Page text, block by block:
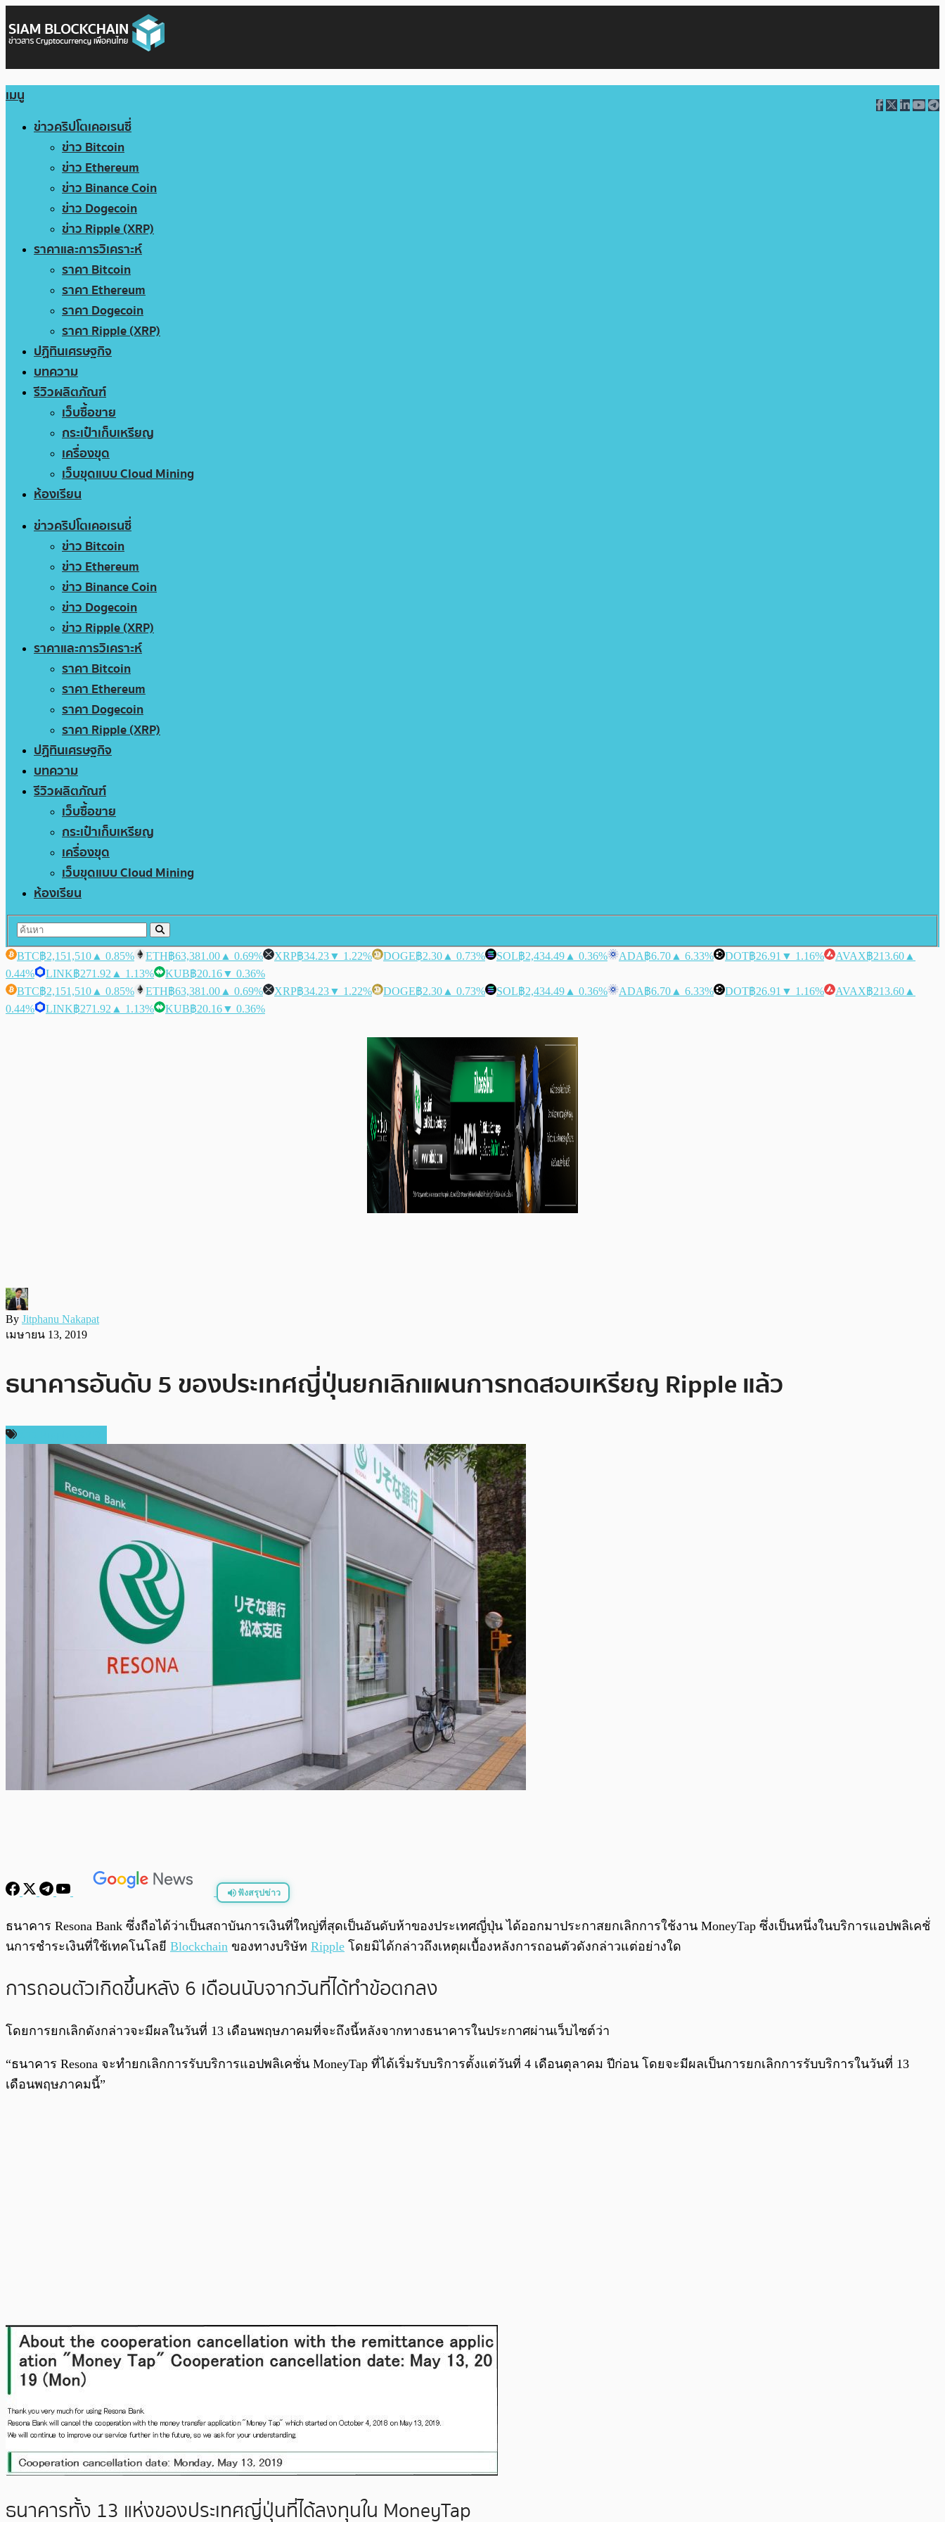
เมนู
ข่าวคริปโตเคอเรนซี่
ข่าว Bitcoin
ข่าว Ethereum
ข่าว Binance Coin
ข่าว Dogecoin
ข่าว Ripple (XRP)
ราคาและการวิเคราะห์
ราคา Bitcoin
ราคา Ethereum
ราคา Dogecoin
ราคา Ripple (XRP)
ปฏิทินเศรษฐกิจ
บทความ
รีวิวผลิตภัณฑ์
เว็บซื้อขาย
กระเป๋าเก็บเหรียญ
เครื่องขุด
เว็บขุดแบบ Cloud Mining
ห้องเรียน
ข่าวคริปโตเคอเรนซี่
ข่าว Bitcoin
ข่าว Ethereum
ข่าว Binance Coin
ข่าว Dogecoin
ข่าว Ripple (XRP)
ราคาและการวิเคราะห์
ราคา Bitcoin
ราคา Ethereum
ราคา Dogecoin
ราคา Ripple (XRP)
ปฏิทินเศรษฐกิจ
บทความ
รีวิวผลิตภัณฑ์
เว็บซื้อขาย
กระเป๋าเก็บเหรียญ
เครื่องขุด
เว็บขุดแบบ Cloud Mining
ห้องเรียน
BTC฿2,151,510 ▲ 0.85% ETH฿63,381.00 ▲ 0.69% XRP฿34.23▼ 1.22% DOGE฿2.30 ▲ 0.73% SOL฿2,434.49 ▲ 0.36% ADA฿6.70 ▲ 6.33% DOT฿26.91 ▼ 1.16% AVAX฿213.60 ▲
0.44%
LINK฿271.92 ▲ 1.13% KUB฿20.16▼ 0.36%
BTC฿2,151,510 ▲ 0.85% ETH฿63,381.00 ▲ 0.69% XRP฿34.23▼ 1.22% DOGE฿2.30 ▲ 0.73% SOL฿2,434.49 ▲ 0.36% ADA฿6.70 ▲ 6.33% DOT฿26.91 ▼ 1.16% AVAX฿213.60 ▲
0.44%
LINK฿271.92 ▲ 1.13% KUB฿20.16▼ 0.36%
By Jitphanu Nakapat
เมษายน 13, 2019
ธนาคารอันดับ 5 ของประเทศญี่ปุ่นยกเลิกแผนการทดสอบเหรียญ Ripple แล้ว
ฟังสรุปข่าว
พร้อมเล่น 0:00
ธนาคาร Resona Bank ซึ่งถือได้ว่าเป็นสถาบันการเงินที่ใหญ่ที่สุดเป็นอันดับห้าของประเทศญี่ปุ่น ได้ออกมาประกาสยกเลิกการใช้งาน MoneyTap ซึ่งเป็นหนึ่งในบริการแอปพลิเคชั่
นการชำระเงินที่ใช้เทคโนโลยี Blockchain ของทางบริษัท Ripple โดยมิได้กล่าวถึงเหตุผเบื้องหลังการถอนตัวดังกล่าวแต่อย่างใด
การถอนตัวเกิดขึ้นหลัง 6 เดือนนับจากวันที่ได้ทำข้อตกลง
โดยการยกเลิกดังกล่าวจะมีผลในวันที่ 13 เดือนพฤษภาคมที่จะถึงนี้หลังจากทางธนาคารในประกาศผ่านเว็บไซต์ว่า
“ธนาคาร Resona จะทำยกเลิกการรับบริการแอปพลิเคชั่น MoneyTap ที่ได้เริ่มรับบริการตั้งแต่วันที่ 4 เดือนตุลาคม ปีก่อน โดยจะมีผลเป็นการยกเลิกการรับบริการในวันที่ 13
เดือนพฤษภาคมนี้”
ธนาคารทั้ง 13 แห่งของประเทศญี่ปุ่นที่ได้ลงทุนใน MoneyTap